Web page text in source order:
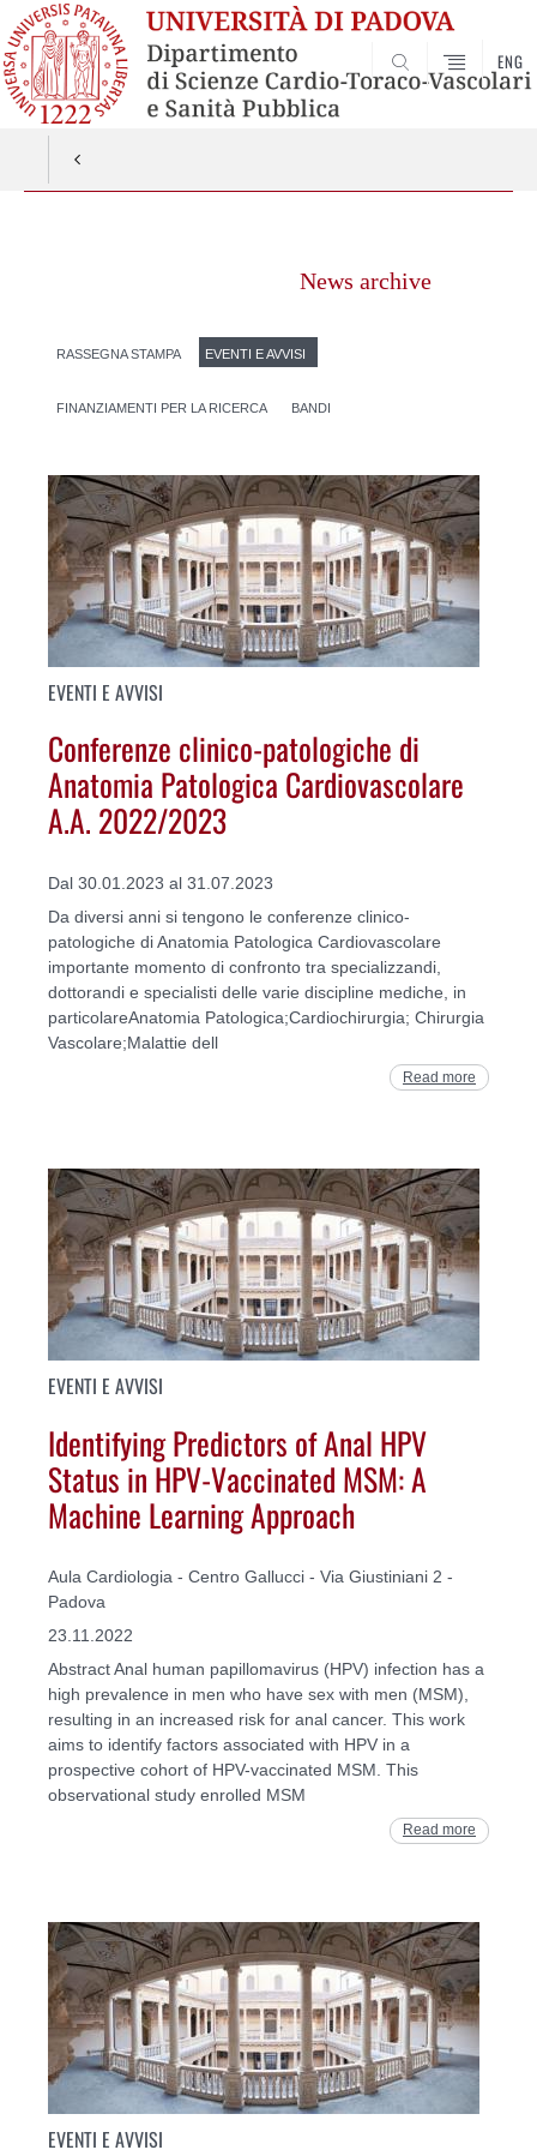
SEARCH
ENG
News archive
RASSEGNA STAMPA EVENTI E AVVISI
FINANZIAMENTI PER LA RICERCA BANDI
EVENTI E AVVISI
Conferenze clinico-patologiche di
Anatomia Patologica Cardiovascolare
A.A. 2022/2023
Dal 30.01.2023 al 31.07.2023
Da diversi anni si tengono le conferenze clinico-
patologiche di Anatomia Patologica Cardiovascolare
importante momento di confronto tra specializzandi,
dottorandi e specialisti delle varie discipline mediche, in
particolareAnatomia Patologica;Cardiochirurgia; Chirurgia
Vascolare;Malattie dell
Read more
EVENTI E AVVISI
Identifying Predictors of Anal HPV
Status in HPV-Vaccinated MSM: A
Machine Learning Approach
Aula Cardiologia - Centro Gallucci - Via Giustiniani 2 -
Padova
23.11.2022
Abstract Anal human papillomavirus (HPV) infection has a
high prevalence in men who have sex with men (MSM),
resulting in an increased risk for anal cancer. This work
aims to identify factors associated with HPV in a
prospective cohort of HPV-vaccinated MSM. This
observational study enrolled MSM
Read more
EVENTI E AVVISI